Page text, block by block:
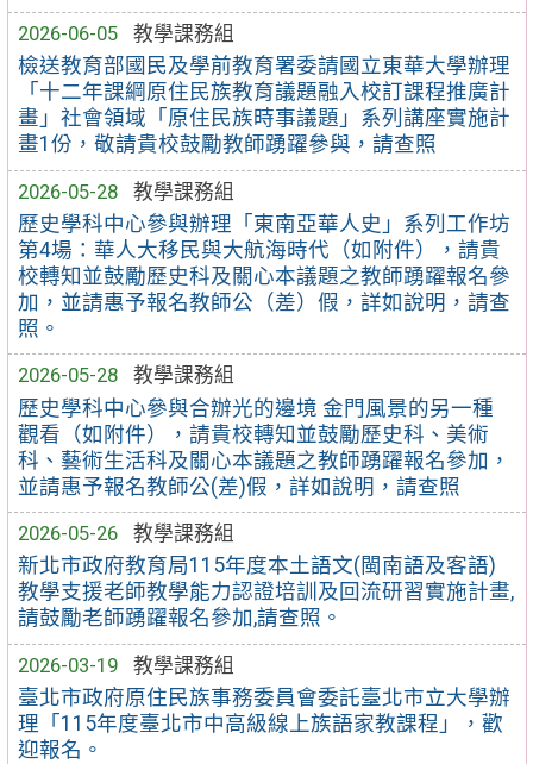
2026-06-05
教學課務組
檢送教育部國民及學前教育署委請國立東華大學辦理
「十二年課綱原住民族教育議題融入校訂課程推廣計
畫」社會領域「原住民族時事議題」系列講座實施計
畫1份，敬請貴校鼓勵教師踴躍參與，請查照
2026-05-28
教學課務組
歷史學科中心參與辦理「東南亞華人史」系列工作坊
第4場：華人大移民與大航海時代（如附件），請貴
校轉知並鼓勵歷史科及關心本議題之教師踴躍報名參
加，並請惠予報名教師公（差）假，詳如說明，請查
照。
2026-05-28
教學課務組
歷史學科中心參與合辦光的邊境 金門風景的另一種
觀看（如附件），請貴校轉知並鼓勵歷史科、美術
科、藝術生活科及關心本議題之教師踴躍報名參加，
並請惠予報名教師公(差)假，詳如說明，請查照
2026-05-26
教學課務組
新北市政府教育局115年度本土語文(閩南語及客語)
教學支援老師教學能力認證培訓及回流研習實施計畫,
請鼓勵老師踴躍報名參加,請查照。
2026-03-19
教學課務組
臺北市政府原住民族事務委員會委託臺北市立大學辦
理「115年度臺北市中高級線上族語家教課程」，歡
迎報名。